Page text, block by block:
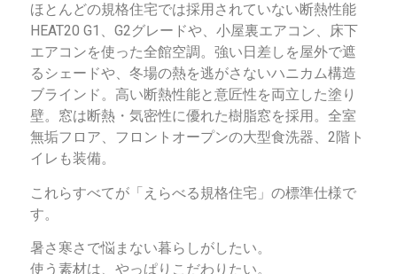
ほとんどの規格住宅では採用されていない断熱性能
HEAT20 G1、G2グレードや、小屋裏エアコン、床下
エアコンを使った全館空調。強い日差しを屋外で遮
るシェードや、冬場の熱を逃がさないハニカム構造
ブラインド。高い断熱性能と意匠性を両立した塗り
壁。窓は断熱・気密性に優れた樹脂窓を採用。全室
無垢フロア、フロントオープンの大型食洗器、2階ト
イレも装備。
これらすべてが「えらべる規格住宅」の標準仕様で
す。
暑さ寒さで悩まない暮らしがしたい。
使う素材は、やっぱりこだわりたい。